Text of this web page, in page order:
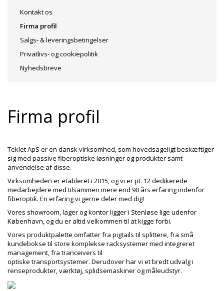
Kontakt os
Firma profil
Salgs- & leveringsbetingelser
Privatlivs- og cookiepolitik
Nyhedsbreve
Firma profil
Teklet ApS er en dansk virksomhed, som hovedsageligt beskæftiger
sig med passive fiberoptiske løsninger og produkter samt
anvendelse af disse.
Virksomheden er etableret i 2015, og vi er pt. 12 dedikerede
medarbejdere med tilsammen mere end 90 års erfaring indenfor
fiberoptik. En erfaring vi gerne deler med dig!
Vores showroom, lager og kontor ligger i Stenløse lige udenfor
København, og du er altid velkommen til at kigge forbi.
Vores produktpalette omfatter fra pigtails til splittere, fra små
kundebokse til store komplekse racksystemer med integreret
management, fra tranceivers til
optiske transportsystemer. Derudover har vi et bredt udvalg i
renseprodukter, værktøj, splidsemaskiner ogmåleudstyr.